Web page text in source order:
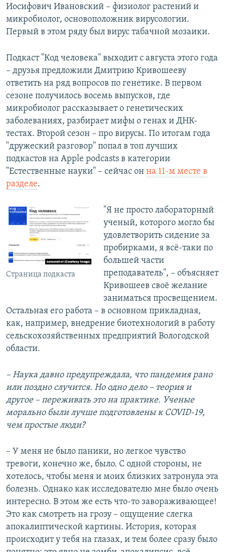
Иосифович Ивановский – физиолог растений и
микробиолог, основоположник вирусологии.
Первый в этом ряду был вирус табачной мозаики.
Подкаст "Код человека" выходит с августа этого года
– друзья предложили Дмитрию Кривошееву
ответить на ряд вопросов по генетике. В первом
сезоне получилось восемь выпусков, где
микробиолог рассказывает о генетических
заболеваниях, разбирает мифы о генах и ДНК-
тестах. Второй сезон – про вирусы. По итогам года
"дружеский разговор" попал в топ лучших
подкастов на Apple podcasts в категории
"Естественные науки" – сейчас он на 11-м месте в
разделе.
Страница подкаста
"Я не просто лабораторный
ученый, которого могло бы
удовлетворить сидение за
пробирками, я всё-таки по
большей части
преподаватель", – объясняет
Кривошеев своё желание
заниматься просвещением.
Остальная его работа – в основном прикладная,
как, например, внедрение биотехнологий в работу
сельскохозяйственных предприятий Вологодской
области.
– Наука давно предупреждала, что пандемиярано
или поздно случится. Но однодело – теория и
другое – переживать этона практике. Ученые
морально были лучше подготовлены к COVID-19,
чем простые люди?
– У меня не было паники, но легкое чувство
тревоги, конечно же, было. С одной стороны, не
хотелось, чтобы меня и моих близких затронула эта
болезнь. Однако как исследователю мне было очень
интересно. В этом же есть что-то завораживающее!
Это как смотреть на грозу – ощущение слегка
апокалиптической картины. История, которая
происходит у тебя на глазах, и тем более сразу было